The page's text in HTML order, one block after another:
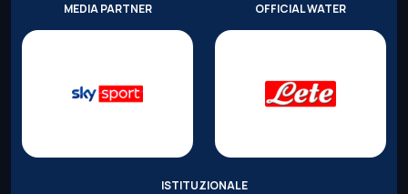
MEDIA PARTNER OFFICIAL WATER
ISTITUZIONALE